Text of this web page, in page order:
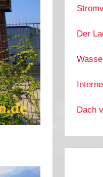
Der
Dach